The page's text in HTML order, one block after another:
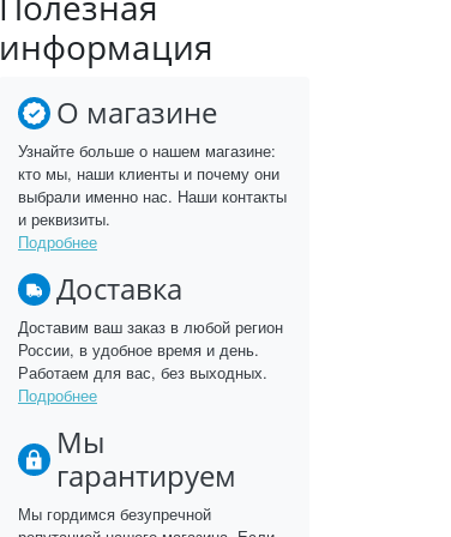
информация
О магазине
Узнайте больше о нашем магазине:
кто мы, наши клиенты и почему они
выбрали именно нас. Наши контакты
и реквизиты.
Подробнее
Доставка
Доставим ваш заказ в любой регион
России, в удобное время и день.
Работаем для вас, без выходных.
Подробнее
Мы
гарантируем
Мы гордимся безупречной